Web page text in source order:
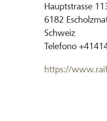
Hauptstrasse
6182
Schweiz
Telefono
https://